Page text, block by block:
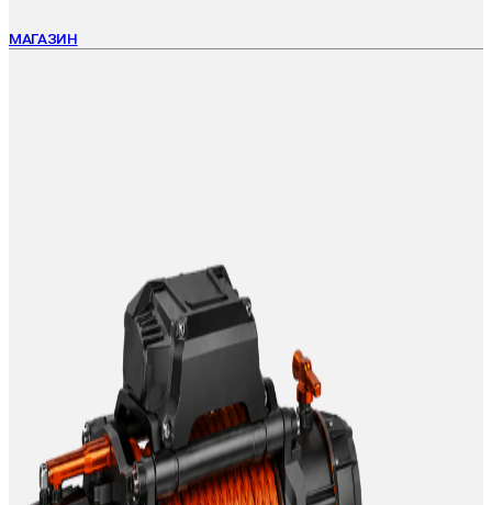
МАГАЗИН